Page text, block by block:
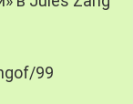
99